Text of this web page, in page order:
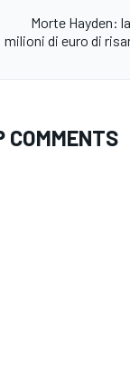
Morte Hayden:
milioni di euro di
COMMENTS